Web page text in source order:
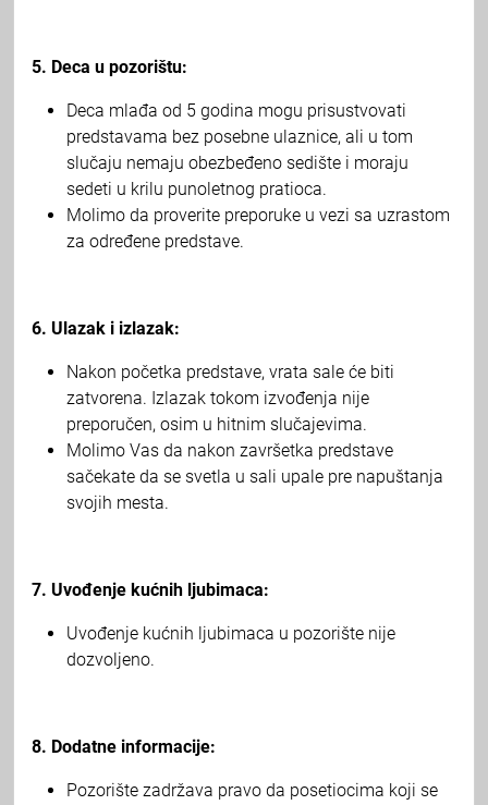
5. Deca u pozorištu:
Deca mlađa od 5 godina mogu prisustvovati
predstavama bez posebne ulaznice, ali u tom
slučaju nemaju obezbeđeno sedište i moraju
sedeti u krilu punoletnog pratioca.
Molimo da proverite preporuke u vezi sa uzrastom
za određene predstave.
6. Ulazak i izlazak:
Nakon početka predstave, vrata sale će biti
zatvorena. Izlazak tokom izvođenja nije
preporučen, osim u hitnim slučajevima.
Molimo Vas da nakon završetka predstave
sačekate da se svetla u sali upale pre napuštanja
svojih mesta.
7. Uvođenje kućnih ljubimaca:
Uvođenje kućnih ljubimaca u pozorište nije
dozvoljeno.
8. Dodatne informacije:
Pozorište zadržava pravo da posetiocima koji se